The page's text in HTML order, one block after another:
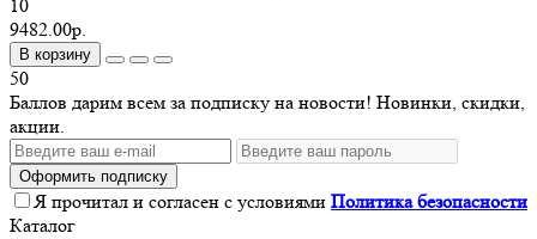
10
9482.00р.
В корзину
50
Баллов дарим всем за подписку на новости! Новинки, скидки,
акции.
Оформить подписку
Я прочитал и согласен с условиями Политика безопасности
Каталог